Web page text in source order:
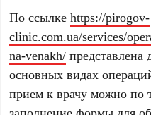
По ссылкеhttps://pirogov-
clinic.com.ua/services/
na-venakh/ представлена
основных видах
прием к врачу можно по